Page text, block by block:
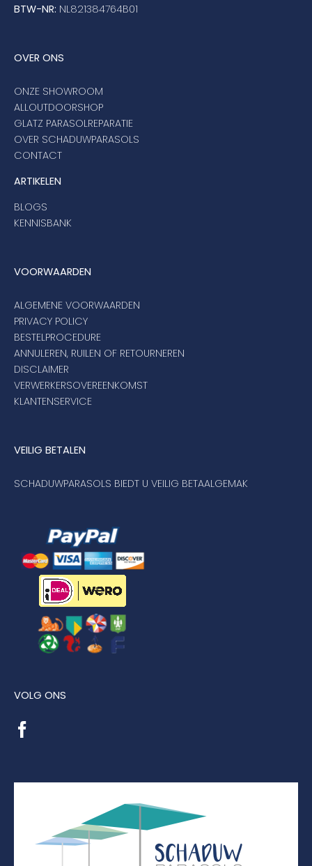
BTW-NR: NL821384764B01
OVER ONS
ONZE SHOWROOM
ALLOUTDOORSHOP
GLATZ PARASOLREPARATIE
OVER SCHADUWPARASOLS
CONTACT
ARTIKELEN
BLOGS
KENNISBANK
VOORWAARDEN
ALGEMENE VOORWAARDEN
PRIVACY POLICY
BESTELPROCEDURE
ANNULEREN, RUILEN OF RETOURNEREN
DISCLAIMER
VERWERKERSOVEREENKOMST
KLANTENSERVICE
VEILIG BETALEN
SCHADUWPARASOLS BIEDT U VEILIG BETAALGEMAK
VOLG ONS